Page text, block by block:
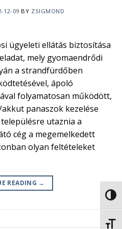
12-09 BY ZSIGMOND
ügyeleti ellátás biztosítása
mely gyomaendrődi
a strandfürdőben
ápoló
folyamatosan működött,
panaszok kezelése
utaznia a
cég a megemelkedett
olyan feltételeket
READING →